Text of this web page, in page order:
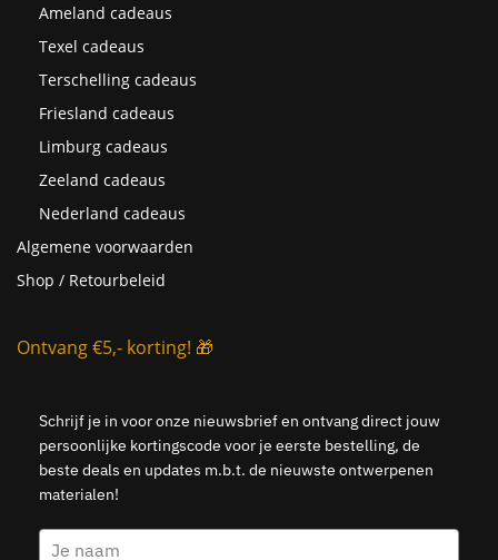
Ameland cadeaus
Texel cadeaus
Terschelling cadeaus
Friesland cadeaus
Limburg cadeaus
Zeeland cadeaus
Nederland cadeaus
Algemene voorwaarden
Shop / Retourbeleid
Ontvang €5,- korting! 🎁
Schrijf je in voor onze nieuwsbrief en ontvang direct jouw
persoonlijke kortingscode voor je eerste bestelling, de
beste deals en updates m.b.t. de nieuwste ontwerpenen
materialen!